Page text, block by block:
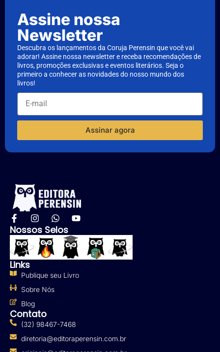
Assine nossa
Newsletter
Descubra os lançamentos da Coruja Perensin que você vai
adorar! Assine nossa newsletter e receba recomendações de
livros, promoções exclusivas e eventos literários. Seja o
primeiro a conhecer as novidades do nosso mundo dos
livros!
Assinar agora
Nossos Selos
Links
Publique seu Livro
Sobre Nós
Blog
Contato
(32) 98467-7468
diretoria@editoraperensin.com.br